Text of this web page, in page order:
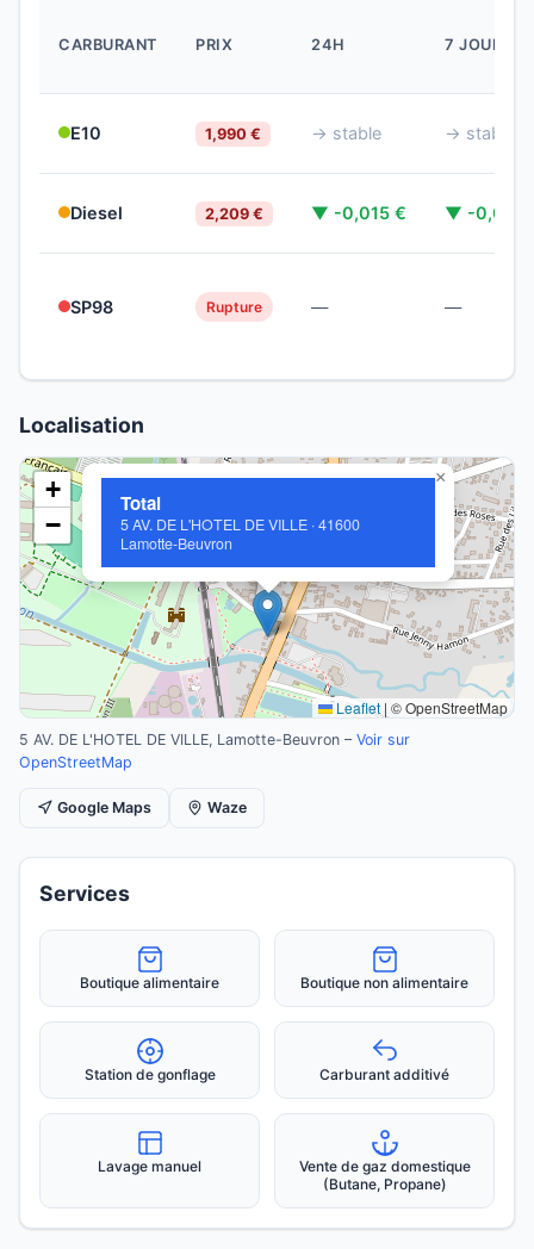
CARBURANT PRIX 24H 7 JOURS
E10 1,990 € → stable → stable
Diesel 2,209 € ▼ -0,015 € ▼ -0,041
SP98 Rupture — —
Localisation
Total
5 AV. DE L'HOTEL DE VILLE · 41600
Lamotte-Beuvron
×
+
−
Leaflet | © OpenStreetMap
5 AV. DE L'HOTEL DE VILLE, Lamotte-Beuvron – Voir sur
OpenStreetMap
Google Maps Waze
Services
Boutique alimentaire Boutique non alimentaire
Station de gonflage Carburant additivé
Lavage manuel
Vente de gaz domestique
(Butane, Propane)